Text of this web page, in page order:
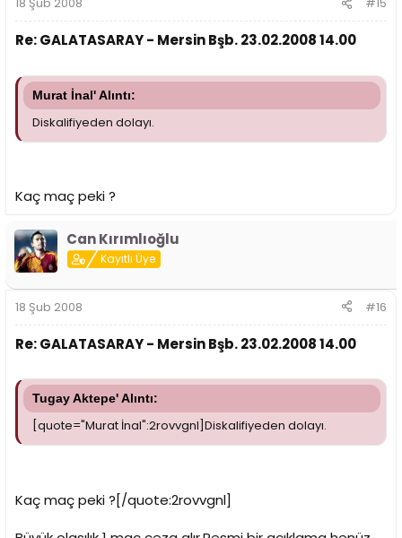
18 Şub 2008 #15
Re: GALATASARAY - Mersin Bşb. 23.02.2008 14.00
Murat İnal' Alıntı:
Diskalifiyeden dolayı.
Kaç maç peki ?
Can Kırımlıoğlu
Kayıtlı Üye
18 Şub 2008 #16
Re: GALATASARAY - Mersin Bşb. 23.02.2008 14.00
Tugay Aktepe' Alıntı:
[quote="Murat İnal":2rovvgnl]Diskalifiyeden dolayı.
Kaç maç peki ?[/quote:2rovvgnl]